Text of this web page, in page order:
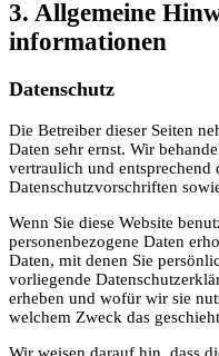
3. Allgemeine
informationen
Datenschutz
Die Betreiber dieser Seiten
Daten sehr ernst. Wir
vertraulich und entsprechend
Datenschutzvorschriften
Wenn Sie diese Website
personenbezogene Daten
Daten, mit denen Sie
vorliegende
erheben und wofür wir sie
welchem Zweck das
Wir weisen darauf hin, dass